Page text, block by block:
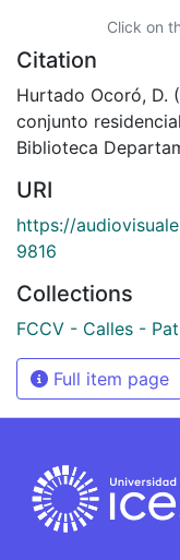
Click on
Citation
Hurtado Ocoró, D.
conjunto
Biblioteca
URI
https://
9816
Collections
FCCV - Calles -
Full item page